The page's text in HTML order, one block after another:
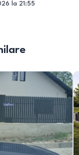
la 21:55